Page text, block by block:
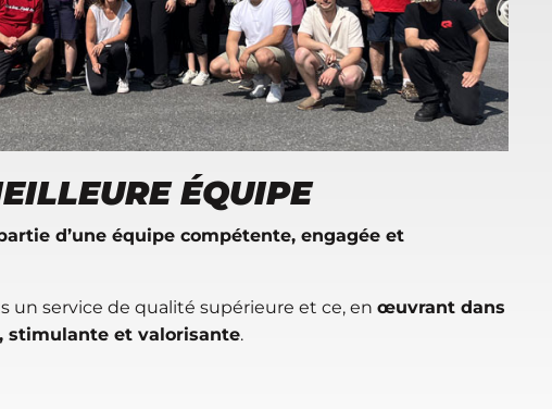
ÉQUIPE
d’une équipe compétente, engagée et
un service de qualité supérieure et ce, en œuvrant dans
stimulante et valorisante.